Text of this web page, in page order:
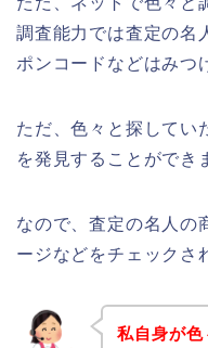
調査能力では査定の名
ポンコードなどはみつ
ただ、色々と探してい
を発見することができ
なので、査定の名人の
ージなどをチェックさ
私自身が色